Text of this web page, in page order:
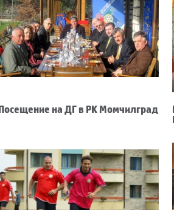
Посещение на ДГ в РК Момчилград